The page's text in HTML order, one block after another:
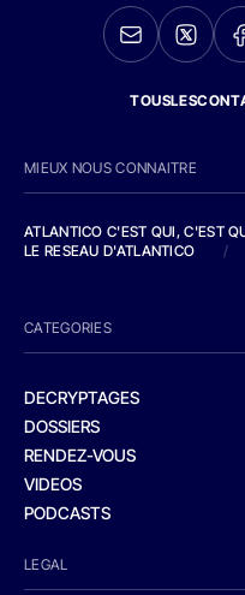
MIEUX NOUS CONNAITRE
ATLANTICO C'EST QUI, C'EST
LE RESEAU D'ATLANTICO
/
CATEGORIES
DECRYPTAGES
DOSSIERS
RENDEZ-VOUS
VIDEOS
PODCASTS
LEGAL